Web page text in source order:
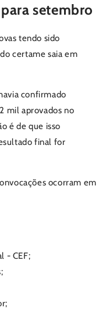
setembro
tendo sido
certame saia em
confirmado
mil aprovados no
é de que isso
final for
ocorram em
- CEF;